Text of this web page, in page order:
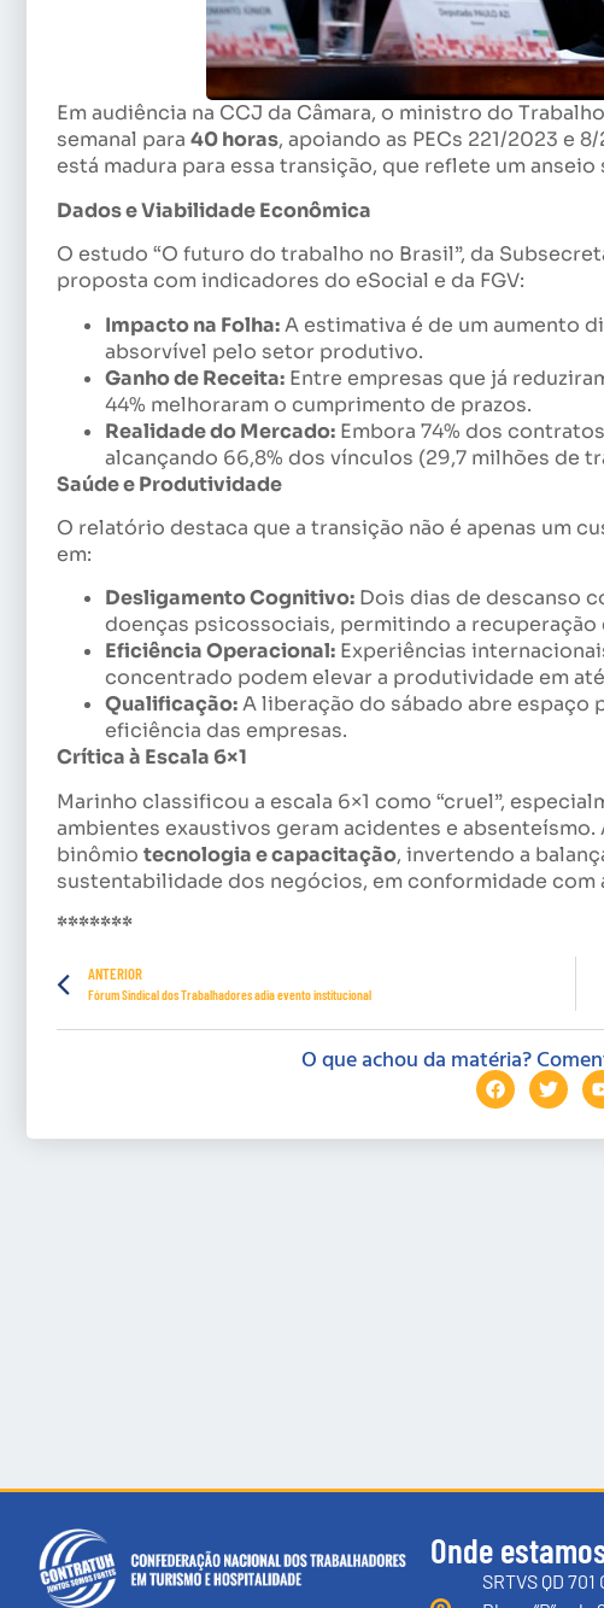
Em audiência na CCJ da Câmara, o ministro do
semanal para 40 horas, apoiando as PECs 221/2023 e
está madura para essa transição, que reflete um
Dados e Viabilidade Econômica
O estudo “O futuro do trabalho no Brasil”, da
proposta com indicadores do eSocial e da FGV:
Impacto na Folha:A estimativa é de um aumento
absorvível pelo setor produtivo.
Ganho de Receita: Entre empresas que já
44% melhoraram o cumprimento de prazos.
Realidade do Mercado: Embora 74% dos
alcançando 66,8% dos vínculos (29,7 milhões de
Saúde e Produtividade
O relatório destaca que a transição não é apenas um
em:
Desligamento Cognitivo: Dois dias de descanso
doenças psicossociais, permitindo a recuperação
Eficiência Operacional: Experiências
concentrado podem elevar a produtividade em até
Qualificação:A liberação do sábado abre espaço
eficiência das empresas.
Crítica à Escala 6×1
Marinho classificou a escala 6×1 como “cruel”,
ambientes exaustivos geram acidentes e
binômio tecnologia e capacitação, invertendo a
sustentabilidade dos negócios, em conformidade com
*******
ANTERIOR
Fórum Sindical dos Trabalhadores adia evento institucional
O que achou da matéria?
Onde
SRTVS QD